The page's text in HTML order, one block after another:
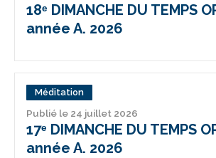
18ᵉ DIMANCHE DU TEMPS
année A. 2026
Méditation
Publié le 24 juillet 2026
17ᵉ DIMANCHE DU TEMPS
année A. 2026